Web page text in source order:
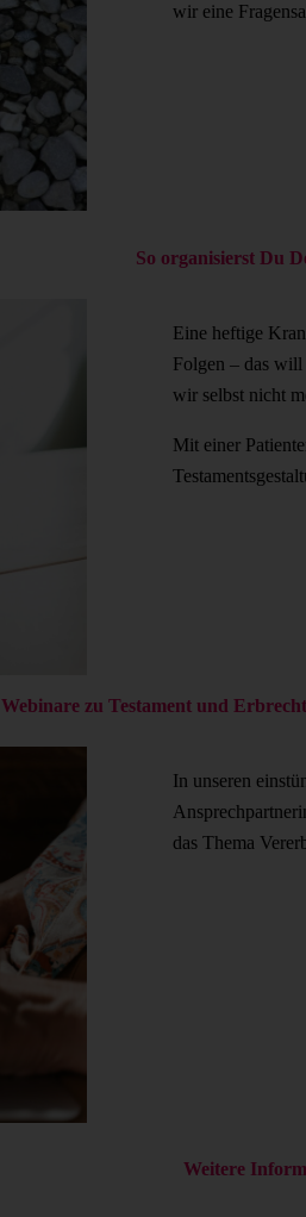
wir eine
So organisierst Du
Eine heftige
Folgen – das
wir selbst nicht
Mit einer
Webinare zu Testament und Erbrecht
In unseren
das Thema
Weitere